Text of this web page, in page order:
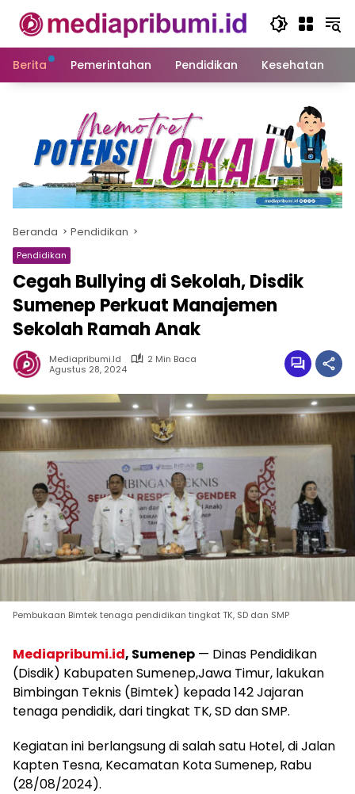
konten
Berita
Pemerintahan Pendidikan Kesehatan
Beranda Pendidikan
Pendidikan
Cegah Bullying di Sekolah, Disdik
Sumenep Perkuat Manajemen
Sekolah Ramah Anak
Mediapribumi.id
2 Min Baca
Agustus 28, 2024
Pembukaan Bimtek tenaga pendidikan tingkat TK, SD dan SMP
Mediapribumi.id, Sumenep — Dinas Pendidikan
(Disdik) Kabupaten Sumenep,Jawa Timur, lakukan
Bimbingan Teknis (Bimtek) kepada 142 Jajaran
tenaga pendidik, dari tingkat TK, SD dan SMP.
Kegiatan ini berlangsung di salah satu Hotel, di Jalan
Kapten Tesna, Kecamatan Kota Sumenep, Rabu
(28/08/2024).